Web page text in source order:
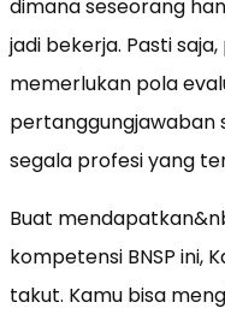
dimana seseorang
jadi bekerja. Pasti
memerlukan pola
pertanggungjawaban
segala profesi yang
Buat
kompetensi BNSP ini,
takut. Kamu bisa